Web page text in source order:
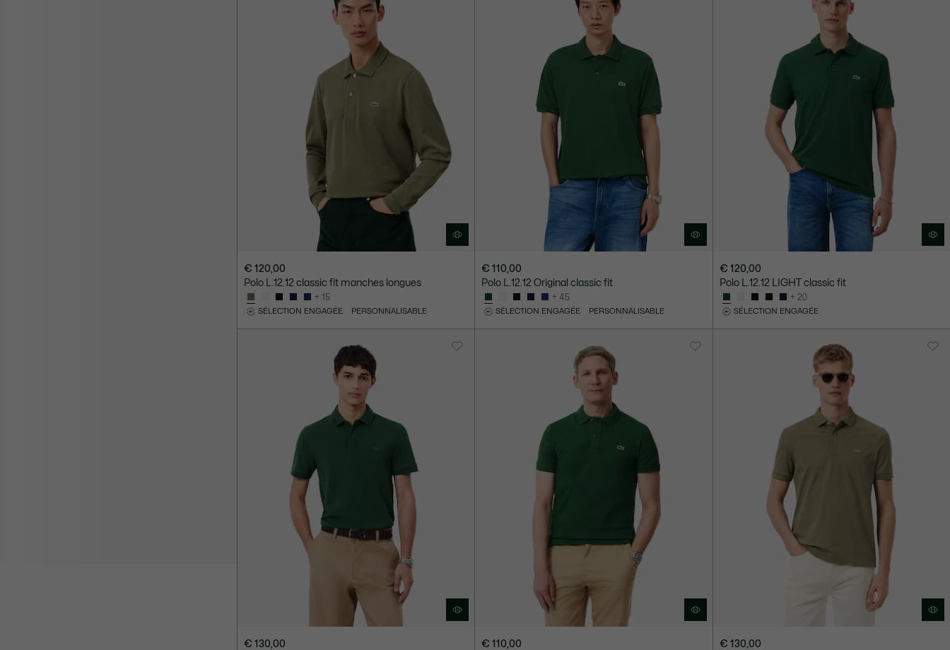
€ 120,00
Polo L.12.12 classic fit manches longues
+ 15
SÉLECTION ENGAGÉE PERSONNALISABLE
€ 110,00
Polo L.12.12 Original classic fit
+ 45
SÉLECTION ENGAGÉE PERSONNALISABLE
€ 120,00
Polo L.12.12 LIGHT classic fit
+ 20
SÉLECTION ENGAGÉE
€ 130,00
€ 110,00
€ 130,00